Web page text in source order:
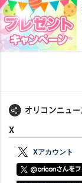
X
Xアカウント